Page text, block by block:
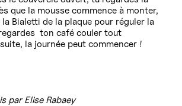
que la mousse commence à monter,
Bialetti de la plaque pour réguler la
ton café couler tout
la journée peut commencer !
par Elise Rabaey